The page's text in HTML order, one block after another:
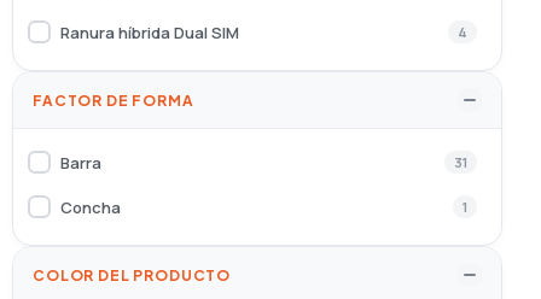
Ranura híbrida Dual SIM 4
FACTOR DE FORMA
Barra 31
Concha 1
COLOR DEL PRODUCTO